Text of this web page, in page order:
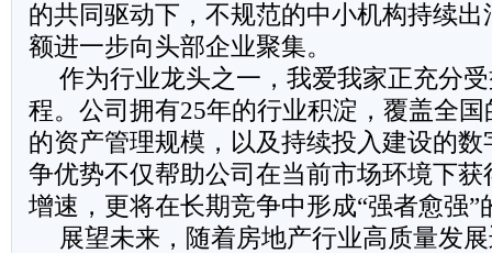
的共同驱动下，不规范的中小机构持续
额进一步向头部企业聚集。
作为行业龙头之一，我爱我家正充分
程。公司拥有25年的行业积淀，覆盖全
的资产管理规模，以及持续投入建设的
争优势不仅帮助公司在当前市场环境下
增速，更将在长期竞争中形成“强者愈强”
展望未来，随着房地产行业高质量发